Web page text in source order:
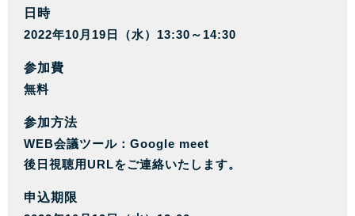
日時
2022年10月19日（水）13:30～14:30
参加費
無料
参加方法
WEB会議ツール：Google meet
後日視聴用URLをご連絡いたします。
申込期限